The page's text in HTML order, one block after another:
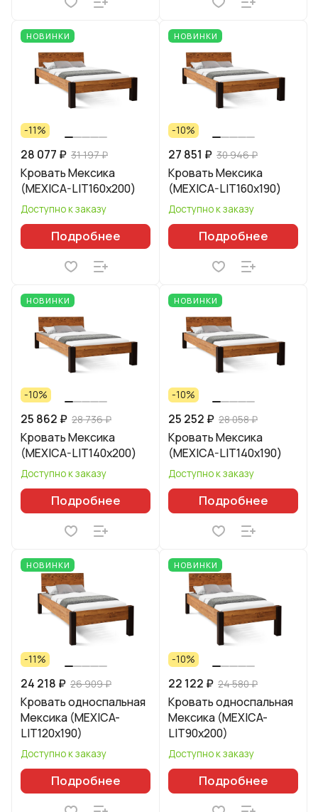
НОВИНКИ
-11%
28 077 ₽ 31 197 ₽
Кровать Мексика
(MEXICA-LIT160х200)
Доступно к заказу
Подробнее
НОВИНКИ
-10%
27 851 ₽ 30 946 ₽
Кровать Мексика
(MEXICA-LIT160х190)
Доступно к заказу
Подробнее
НОВИНКИ
-10%
25 862 ₽ 28 736 ₽
Кровать Мексика
(MEXICA-LIT140х200)
Доступно к заказу
Подробнее
НОВИНКИ
-10%
25 252 ₽ 28 058 ₽
Кровать Мексика
(MEXICA-LIT140х190)
Доступно к заказу
Подробнее
НОВИНКИ
-11%
24 218 ₽ 26 909 ₽
Кровать односпальная
Мексика (MEXICA-
LIT120х190)
Доступно к заказу
Подробнее
НОВИНКИ
-10%
22 122 ₽ 24 580 ₽
Кровать односпальная
Мексика (MEXICA-
LIT90х200)
Доступно к заказу
Подробнее